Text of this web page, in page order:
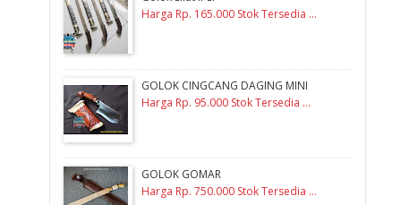
Harga Rp. 165.000 Stok Tersedia ...
GOLOK CINGCANG DAGING MINI
Harga Rp. 95.000 Stok Tersedia ...
GOLOK GOMAR
Harga Rp. 750.000 Stok Tersedia ...